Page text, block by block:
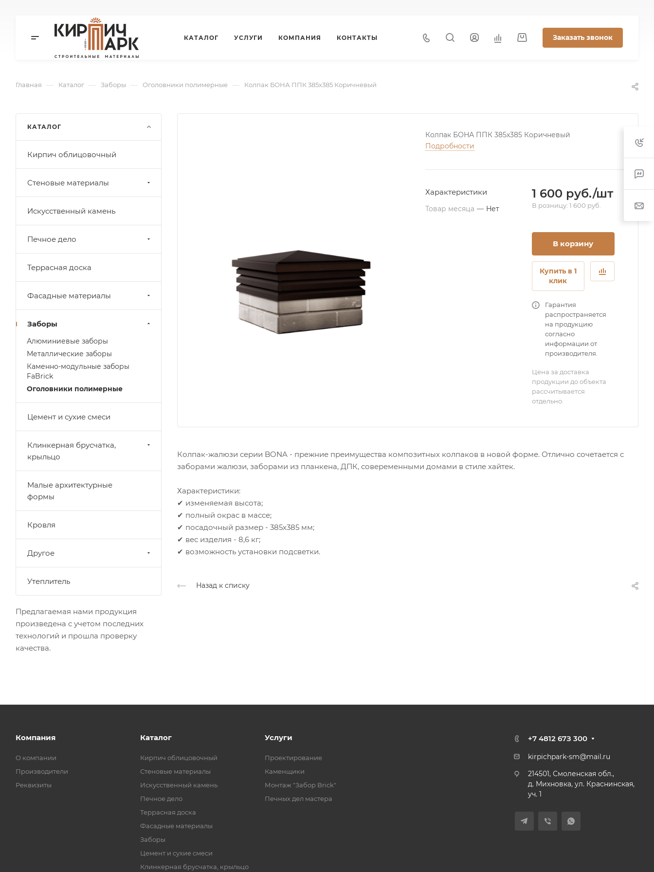
КАТАЛОГ УСЛУГИ КОМПАНИЯ КОНТАКТЫ Заказать звонок
Главная — Каталог — Заборы — Оголовники полимерные — Колпак БОНА ППК 385х385 Коричневый
Колпак БОНА ППК 385х385 Коричневый
Подробности
Характеристики
Товар месяца — Нет
1 600 руб./шт
В розницу: 1 600 руб.
В корзину
Купить в 1
клик
Гарантия
распространяется
на продукцию
согласно
информации от
производителя.
Цена за доставка
продукции до объекта
рассчитывается
отдельно.
Колпак-жалюзи серии BONA - прежние преимущества композитных колпаков в новой форме. Отлично сочетается с
заборами жалюзи, заборами из планкена, ДПК, совеременными домами в стиле хайтек.
Характеристики:
✔ изменяемая высота;
✔ полный окрас в массе;
✔ посадочный размер - 385х385 мм;
✔ вес изделия - 8,6 кг;
✔ возможность установки подсветки.
Назад к списку
КАТАЛОГ
Кирпич облицовочный
Стеновые материалы
Искусственный камень
Печное дело
Террасная доска
Фасадные материалы
Заборы
Алюминиевые заборы
Металлические заборы
Каменно-модульные заборы
FaBrick
Оголовники полимерные
Цемент и сухие смеси
Клинкерная брусчатка,
крыльцо
Малые архитектурные
формы
Кровля
Другое
Утеплитель
Предлагаемая нами продукция
произведена с учетом последних
технологий и прошла проверку
качества.
Компания
О компании
Производители
Реквизиты
Каталог
Кирпич облицовочный
Стеновые материалы
Искусственный камень
Печное дело
Террасная доска
Фасадные материалы
Заборы
Цемент и сухие смеси
Клинкерная брусчатка, крыльцо
Услуги
Проектирование
Каменщики
Монтаж "Забор Brick"
Печных дел мастера
+7 4812 67З 300
kirpichpark-sm@mail.ru
214501, Смоленская обл.,
д. Михновка, ул. Краснинская,
уч. 1